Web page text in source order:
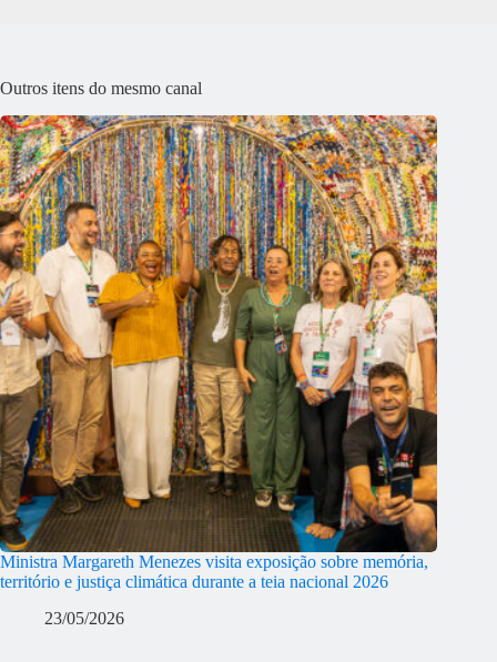
Outros itens do mesmo canal
Ministra Margareth Menezes visita exposição sobre memória,
território e justiça climática durante a teia nacional 2026
23/05/2026